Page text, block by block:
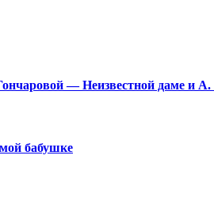
— Неизвестной даме и
бабушке